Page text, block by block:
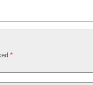
*